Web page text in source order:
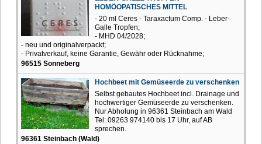
HOMÖOPATISCHES MITTEL
- 20 ml Ceres - Taraxactum Comp. - Leber-
Galle Tropfen;
- MHD 04/2028;
- neu und originalverpackt;
- Privatverkauf, keine Garantie, Gewähr oder Rücknahme;
96515 Sonneberg
Hochbeet mit Gemüseerde zu verschenken
Selbst gebautes Hochbeet incl. Drainage und
hochwertiger Gemüseerde zu verschenken.
Nur Abholung in 96361 Steinbach am Wald
Tel: 09263 974140 bis 17 Uhr, auf AB
sprechen.
96361 Steinbach (Wald)